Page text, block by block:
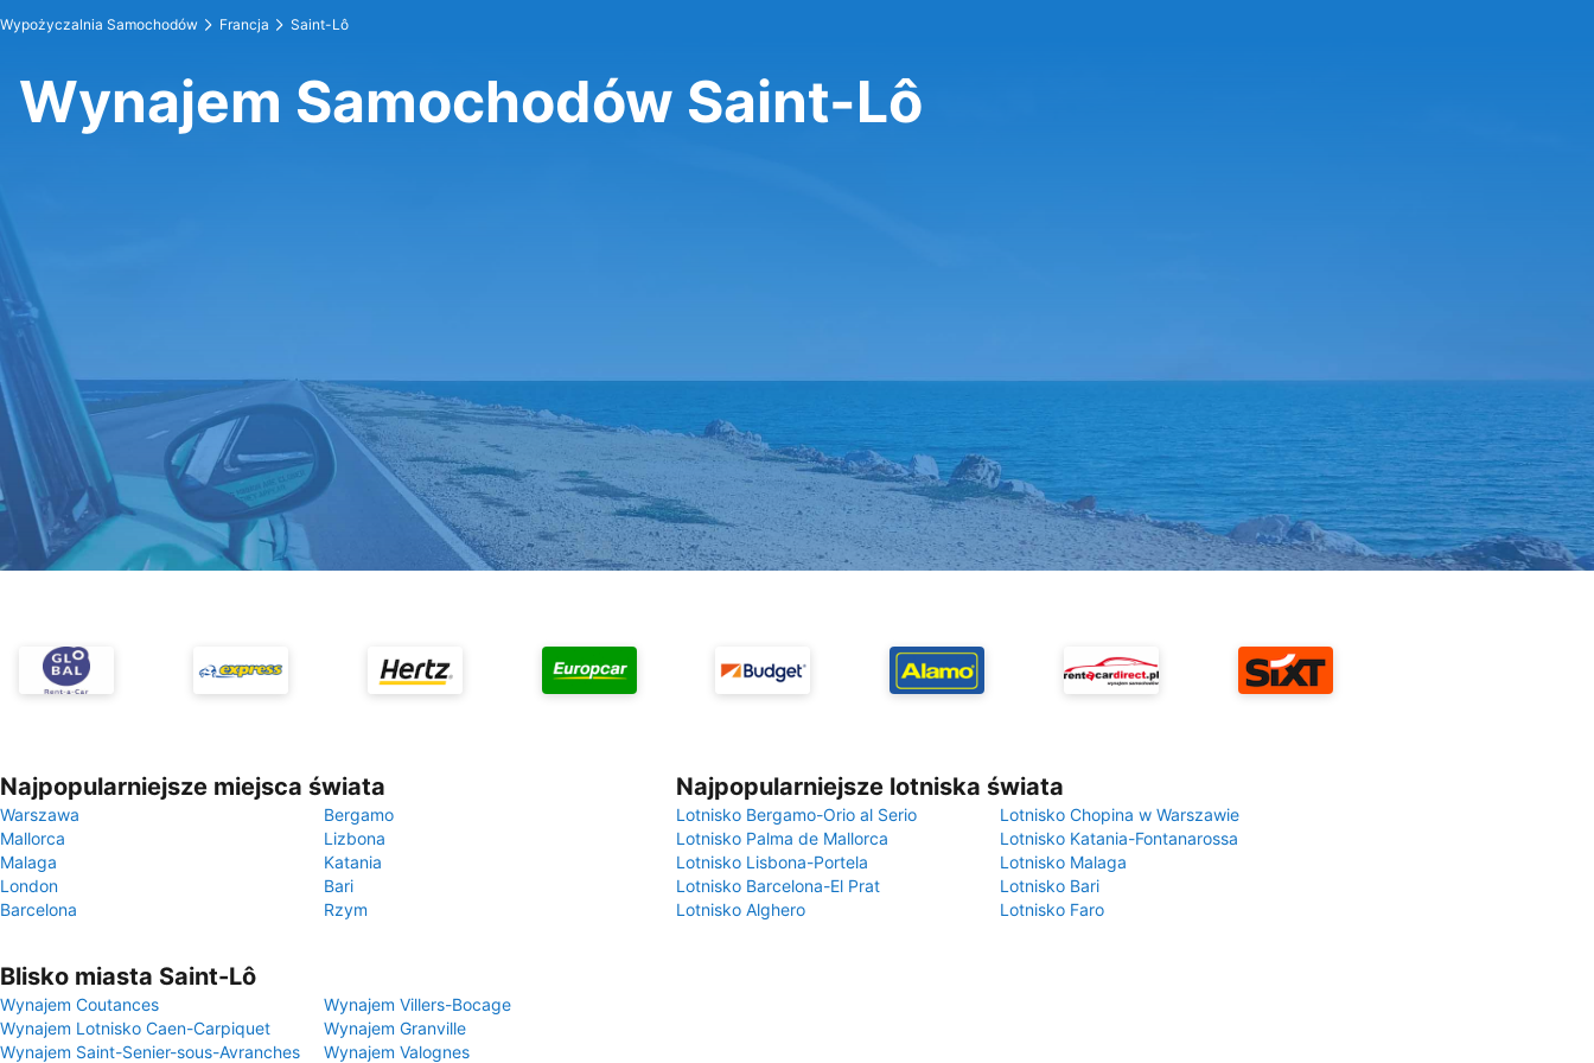
Wypożyczalnia Samochodów Francja Saint-Lô
Wynajem Samochodów Saint-Lô
Najpopularniejsze miejsca świata
Warszawa
Bergamo
Mallorca
Lizbona
Malaga
Katania
London
Bari
Barcelona
Rzym
Najpopularniejsze lotniska świata
Lotnisko Bergamo-Orio al Serio
Lotnisko Chopina w Warszawie
Lotnisko Palma de Mallorca
Lotnisko Katania-Fontanarossa
Lotnisko Lisbona-Portela
Lotnisko Malaga
Lotnisko Barcelona-El Prat
Lotnisko Bari
Lotnisko Alghero
Lotnisko Faro
Blisko miasta Saint-Lô
Wynajem Coutances
Wynajem Villers-Bocage
Wynajem Lotnisko Caen-Carpiquet
Wynajem Granville
Wynajem Saint-Senier-sous-Avranches
Wynajem Valognes